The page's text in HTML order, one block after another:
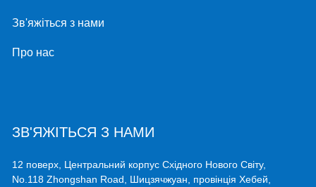
Зв'яжіться з нами
Про нас
ЗВ'ЯЖІТЬСЯ З НАМИ
12 поверх, Центральний корпус Східного Нового Світу,
No.118 Zhongshan Road, Шицзячжуан, провінція Хебей,